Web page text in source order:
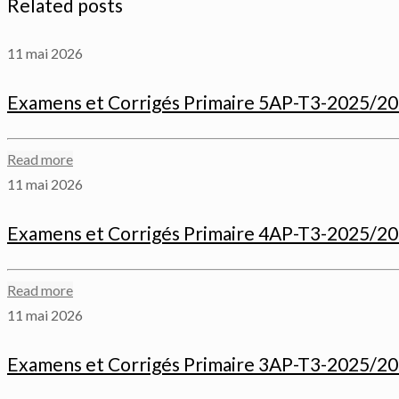
Related posts
11 mai 2026
Examens et Corrigés Primaire 5AP-T3-2025/
Read more
11 mai 2026
Examens et Corrigés Primaire 4AP-T3-2025/
Read more
11 mai 2026
Examens et Corrigés Primaire 3AP-T3-2025/